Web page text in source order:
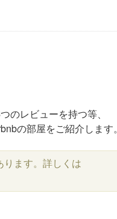
のレビューを持つ等、
の部屋をご紹介します。
ます。詳しくは